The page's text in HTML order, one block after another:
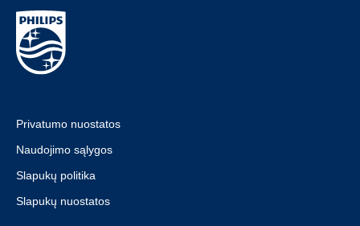
Privatumo nuostatos
Naudojimo sąlygos
Slapukų politika
Slapukų nuostatos